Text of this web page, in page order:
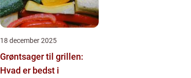
18 december 2025
Grøntsager til grillen:
Hvad er bedst i